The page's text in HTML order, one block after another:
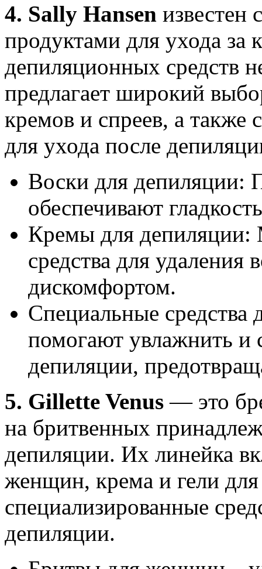
4. Sally Hansen
продуктами для ухода за
депиляционных средств
предлагает широкий
кремов и спреев, а также
для ухода после
Воски для депиляции:
обеспечивают
Кремы для депиляции:
средства для
дискомфортом.
Специальные средства
помогают увлажнить и
депиляции,
5. Gillette Venus — это
на бритвенных
депиляции. Их линейка
женщин, крема и гели
специализированные
депиляции.